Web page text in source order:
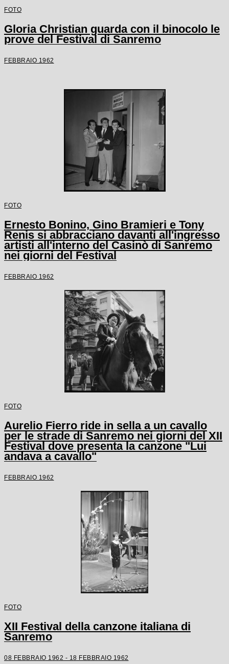
FOTO
Gloria Christian guarda con il binocolo le
prove del Festival di Sanremo
FEBBRAIO 1962
FOTO
Ernesto Bonino, Gino Bramieri e Tony
Renis si abbracciano davanti all'ingresso
artisti all'interno del Casinò di Sanremo
nei giorni del Festival
FEBBRAIO 1962
FOTO
Aurelio Fierro ride in sella a un cavallo
per le strade di Sanremo nei giorni del XII
Festival dove presenta la canzone "Lui
andava a cavallo"
FEBBRAIO 1962
FOTO
XII Festival della canzone italiana di
Sanremo
08 FEBBRAIO 1962 - 18 FEBBRAIO 1962